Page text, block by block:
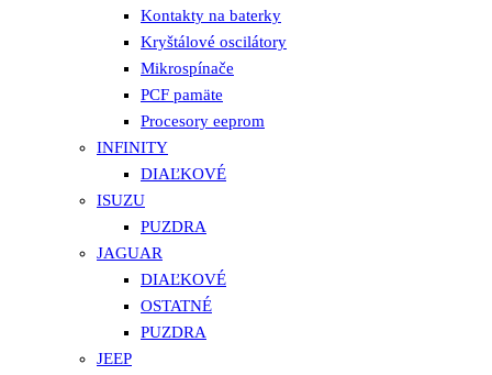
Kontakty na baterky
Kryštálové oscilátory
Mikrospínače
PCF pamäte
Procesory eeprom
INFINITY
DIAĽKOVÉ
ISUZU
PUZDRA
JAGUAR
DIAĽKOVÉ
OSTATNÉ
PUZDRA
JEEP